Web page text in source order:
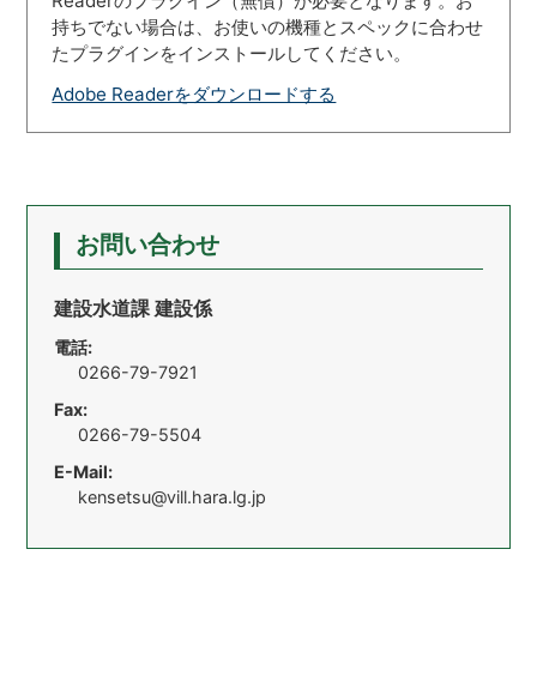
持ちでない場合は、お使いの機種とスペックに合わせ
たプラグインをインストールしてください。
Adobe Readerをダウンロードする
お問い合わせ
建設水道課 建設係
電話:
0266-79-7921
Fax:
0266-79-5504
E-Mail:
kensetsu@vill.hara.lg.jp